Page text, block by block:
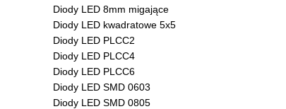
Diody LED 8mm migające
Diody LED kwadratowe 5x5
Diody LED PLCC2
Diody LED PLCC4
Diody LED PLCC6
Diody LED SMD 0603
Diody LED SMD 0805